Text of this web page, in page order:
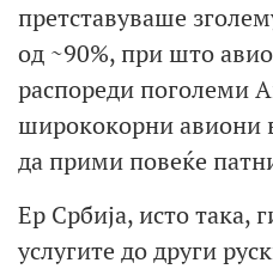
претставуваше
од ~90%, при што
распореди поголеми
ширококорни авиони
да прими повеќе
Ер Србија, исто така,
услугите до други